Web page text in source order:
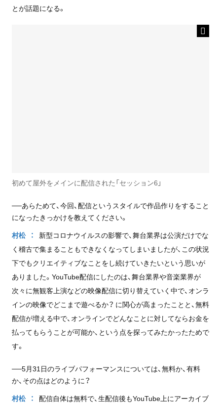
とが話題になる。
初めて屋外をメインに配信された「セッション6」
──あらためて、今回、配信というスタイルで作品作りをすること
になったきっかけを教えてください。
村松
新型コロナウイルスの影響で、舞台業界は公演だけでな
く稽古で集まることもできなくなってしまいましたが、この状況
下でもクリエイティブなことをし続けていきたいという思いが
ありました。YouTube配信にしたのは、舞台業界や音楽業界が
次々に無観客上演などの映像配信に切り替えていく中で、オンラ
インの映像でどこまで遊べるか？ に関心が高まったことと、無料
配信が増える中で、オンラインでどんなことに対してならお金を
払ってもらうことが可能か、という点を探ってみたかったためで
す。
──5月31日のライブパフォーマンスについては、無料か、有料
か、その点はどのように？
村松
配信自体は無料で、生配信後もYouTube上にアーカイブ